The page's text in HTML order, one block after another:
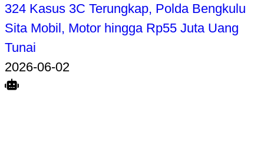
324 Kasus 3C Terungkap, Polda Bengkulu
Sita Mobil, Motor hingga Rp55 Juta Uang
Tunai
2026-06-02